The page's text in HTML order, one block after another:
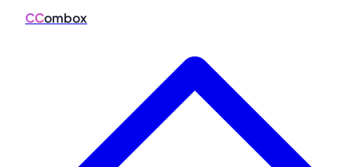
CCombox